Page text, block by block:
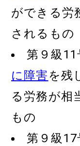
ができる労
されるもの
第９級
に障害を残
る労務が相
もの
第９級